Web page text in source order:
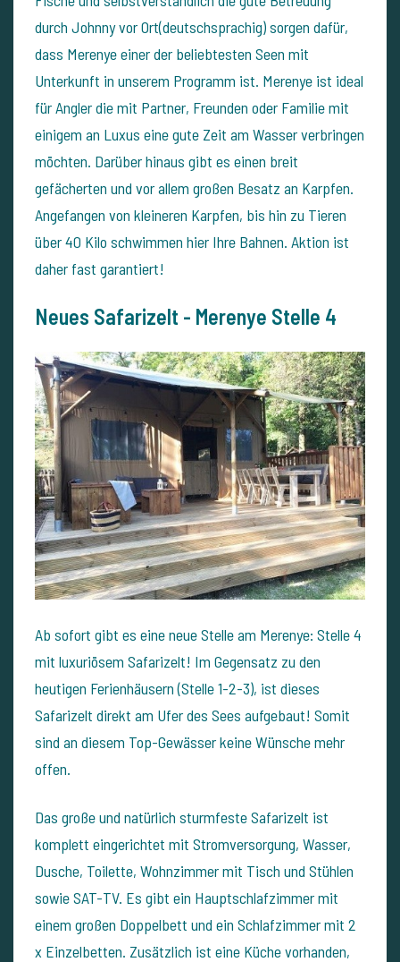
durch Johnny vor Ort(deutschsprachig) sorgen dafür,
dass Merenye einer der beliebtesten Seen mit
Unterkunft in unserem Programm ist. Merenye ist ideal
für Angler die mit Partner, Freunden oder Familie mit
einigem an Luxus eine gute Zeit am Wasser verbringen
möchten. Darüber hinaus gibt es einen breit
gefächerten und vor allem großen Besatz an Karpfen.
Angefangen von kleineren Karpfen, bis hin zu Tieren
über 40 Kilo schwimmen hier Ihre Bahnen. Aktion ist
daher fast garantiert!
Neues Safarizelt - Merenye Stelle 4
Ab sofort gibt es eine neue Stelle am Merenye: Stelle 4
mit luxuriösem Safarizelt! Im Gegensatz zu den
heutigen Ferienhäusern (Stelle 1-2-3), ist dieses
Safarizelt direkt am Ufer des Sees aufgebaut! Somit
sind an diesem Top-Gewässer keine Wünsche mehr
offen.
Das große und natürlich sturmfeste Safarizelt ist
komplett eingerichtet mit Stromversorgung, Wasser,
Dusche, Toilette, Wohnzimmer mit Tisch und Stühlen
sowie SAT-TV. Es gibt ein Hauptschlafzimmer mit
einem großen Doppelbett und ein Schlafzimmer mit 2
x Einzelbetten. Zusätzlich ist eine Küche vorhanden,